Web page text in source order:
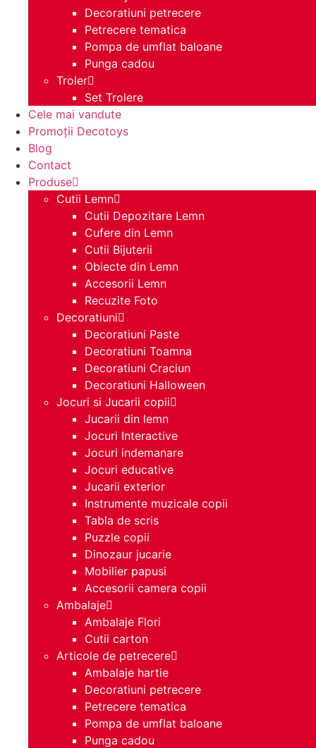
Decoratiuni petrecere
Petrecere tematica
Pompa de umflat baloane
Punga cadou
Troler
Set Trolere
Cele mai vandute
Promoții Decotoys
Blog
Contact
Produse
Cutii Lemn
Cutii Depozitare Lemn
Cufere din Lemn
Cutii Bijuterii
Obiecte din Lemn
Accesorii Lemn
Recuzite Foto
Decoratiuni
Decoratiuni Paste
Decoratiuni Toamna
Decoratiuni Craciun
Decoratiuni Halloween
Jocuri si Jucarii copii
Jucarii din lemn
Jocuri Interactive
Jocuri indemanare
Jocuri educative
Jucarii exterior
Instrumente muzicale copii
Tabla de scris
Puzzle copii
Dinozaur jucarie
Mobilier papusi
Accesorii camera copii
Ambalaje
Ambalaje Flori
Cutii carton
Articole de petrecere
Ambalaje hartie
Decoratiuni petrecere
Petrecere tematica
Pompa de umflat baloane
Punga cadou